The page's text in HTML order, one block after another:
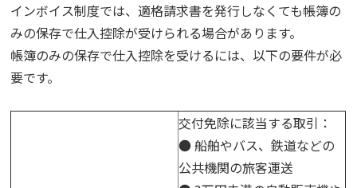
インボイス制度では、適格請求書を発行しなくても帳簿の
みの保存で仕入控除が受けられる場合があります。
帳簿のみの保存で仕入控除を受けるには、以下の要件が必
要です。
交付免除に該当する取引：
● 船舶やバス、鉄道などの
公共機関の旅客運送